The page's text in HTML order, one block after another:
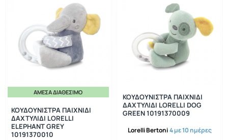
ΆΜΕΣΑ ΔΙΑΘΈΣΙΜΟ
ΚΟΥΔΟΥΝΙΣΤΡΑ ΠΑΙΧΝΙΔΙ
ΔΑΧΤΥΛΙΔΙ LORELLI
ELEPHANT GREY
10191370010
Lorelli Bertoni4 με 10 ημέρες
ΚΟΥΔΟΥΝΙΣΤΡΑ ΠΑΙΧΝΙΔΙ
ΔΑΧΤΥΛΙΔΙ LORELLI DOG
GREEN 10191370009